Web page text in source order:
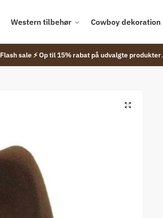
Western tilbehør Cowboy dekoration
Flash sale ⚡ Op til 15% rabat på udvalgte produkter.
🔍